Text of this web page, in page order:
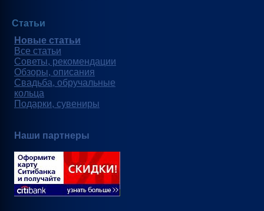
Статьи
Новые статьи
Все статьи
Советы, рекомендации
Обзоры, описания
Свадьба, обручальные
кольца
Подарки, сувениры
Наши партнеры